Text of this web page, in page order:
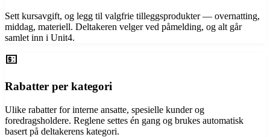
Sett kursavgift, og legg til valgfrie tilleggsprodukter — overnatting,
middag, materiell. Deltakeren velger ved påmelding, og alt går
samlet inn i Unit4.
price_change
Rabatter per kategori
Ulike rabatter for interne ansatte, spesielle kunder og
foredragsholdere. Reglene settes én gang og brukes automatisk
basert på deltakerens kategori.